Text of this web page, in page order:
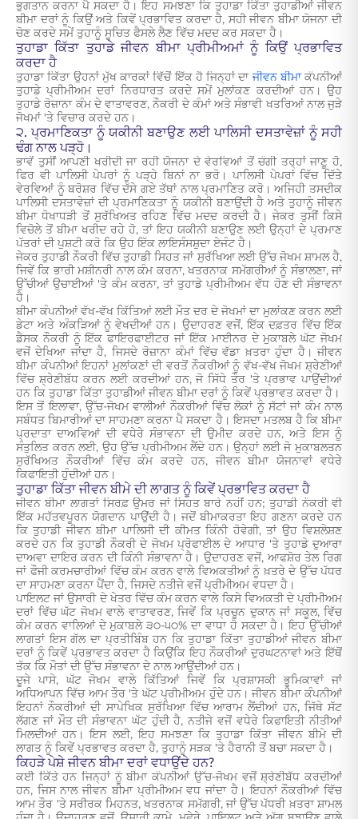
ਭੁਗਤਾਨ ਕਰਨਾ ਪੈ ਸਕਦਾ ਹੈ। ਇਹ ਸਮਝਣਾ ਕਿ ਤੁਹਾਡਾ ਕਿੱਤਾ ਤੁਹਾਡੀਆਂ ਜੀਵਨ
ਬੀਮਾ ਦਰਾਂ ਨੂੰ ਕਿਉਂ ਅਤੇ ਕਿਵੇਂ ਪ੍ਰਭਾਵਿਤ ਕਰਦਾ ਹੈ, ਸਹੀ ਜੀਵਨ ਬੀਮਾ ਯੋਜਨਾ ਦੀ
ਚੋਣ ਕਰਦੇ ਸਮੇਂ ਤੁਹਾਨੂੰ ਸੂਚਿਤ ਫੈਸਲੇ ਲੈਣ ਵਿੱਚ ਮਦਦ ਕਰ ਸਕਦਾ ਹੈ।
ਤੁਹਾਡਾ ਕਿੱਤਾ ਤੁਹਾਡੇ ਜੀਵਨ ਬੀਮਾ ਪ੍ਰੀਮੀਅਮਾਂ ਨੂੰ ਕਿਉਂ ਪ੍ਰਭਾਵਿਤ
ਕਰਦਾ ਹੈ
ਤੁਹਾਡਾ ਕਿੱਤਾ ਉਹਨਾਂ ਮੁੱਖ ਕਾਰਕਾਂ ਵਿੱਚੋਂ ਇੱਕ ਹੈ ਜਿਨ੍ਹਾਂ ਦਾਜੀਵਨ ਬੀਮਾਕੰਪਨੀਆਂ
ਤੁਹਾਡੇ ਪ੍ਰੀਮੀਅਮ ਦਰਾਂ ਨਿਰਧਾਰਤ ਕਰਦੇ ਸਮੇਂ ਮੁਲਾਂਕਣ ਕਰਦੀਆਂ ਹਨ। ਉਹ
ਤੁਹਾਡੇ ਰੋਜ਼ਾਨਾ ਕੰਮ ਦੇ ਵਾਤਾਵਰਣ, ਨੌਕਰੀ ਦੇ ਕੰਮਾਂ ਅਤੇ ਸੰਭਾਵੀ ਖਤਰਿਆਂ ਨਾਲ ਜੁੜੇ
ਜੋਖਮਾਂ 'ਤੇ ਵਿਚਾਰ ਕਰਦੇ ਹਨ।
੨. ਪ੍ਰਮਾਣਿਕਤਾ ਨੂੰ ਯਕੀਨੀ ਬਣਾਉਣ ਲਈ ਪਾਲਿਸੀ ਦਸਤਾਵੇਜ਼ਾਂ ਨੂੰ ਸਹੀ
ਢੰਗ ਨਾਲ ਪੜ੍ਹੋ।
ਭਾਵੇਂ ਤੁਸੀਂ ਆਪਣੀ ਖਰੀਦੀ ਜਾ ਰਹੀ ਯੋਜਨਾ ਦੇ ਵੇਰਵਿਆਂ ਤੋਂ ਚੰਗੀ ਤਰ੍ਹਾਂ ਜਾਣੂ ਹੋ,
ਫਿਰ ਵੀ ਪਾਲਿਸੀ ਪੇਪਰਾਂ ਨੂੰ ਪੜ੍ਹੇ ਬਿਨਾਂ ਨਾ ਭਰੋ। ਪਾਲਿਸੀ ਪੇਪਰਾਂ ਵਿੱਚ ਦਿੱਤੇ
ਵੇਰਵਿਆਂ ਨੂੰ ਬਰੋਸ਼ਰ ਵਿੱਚ ਦੱਸੇ ਗਏ ਤੱਥਾਂ ਨਾਲ ਪ੍ਰਮਾਣਿਤ ਕਰੋ। ਅਜਿਹੀ ਤਸਦੀਕ
ਪਾਲਿਸੀ ਦਸਤਾਵੇਜ਼ਾਂ ਦੀ ਪ੍ਰਮਾਣਿਕਤਾ ਨੂੰ ਯਕੀਨੀ ਬਣਾਉਂਦੀ ਹੈ ਅਤੇ ਤੁਹਾਨੂੰ ਜੀਵਨ
ਬੀਮਾ ਧੋਖਾਧੜੀਤੋਂ ਸੁਰੱਖਿਅਤ ਰਹਿਣ ਵਿੱਚ ਮਦਦ ਕਰਦੀ ਹੈ। ਜੇਕਰ ਤੁਸੀਂ ਕਿਸੇ
ਵਿਚੋਲੇ ਤੋਂ ਬੀਮਾ ਖਰੀਦ ਰਹੇ ਹੋ, ਤਾਂ ਇਹ ਯਕੀਨੀ ਬਣਾਉਣ ਲਈ ਉਨ੍ਹਾਂ ਦੇ ਪ੍ਰਮਾਣ
ਪੱਤਰਾਂ ਦੀ ਪੁਸ਼ਟੀ ਕਰੋ ਕਿ ਉਹ ਇੱਕ ਲਾਇਸੰਸਸ਼ੁਦਾ ਏਜੰਟ ਹੈ।
ਜੇਕਰ ਤੁਹਾਡੀ ਨੌਕਰੀ ਵਿੱਚ ਤੁਹਾਡੀ ਸਿਹਤ ਜਾਂ ਸੁਰੱਖਿਆ ਲਈ ਉੱਚ ਜੋਖਮ ਸ਼ਾਮਲ ਹੈ,
ਜਿਵੇਂ ਕਿ ਭਾਰੀ ਮਸ਼ੀਨਰੀ ਨਾਲ ਕੰਮ ਕਰਨਾ, ਖਤਰਨਾਕ ਸਮੱਗਰੀਆਂ ਨੂੰ ਸੰਭਾਲਣਾ, ਜਾਂ
ਉੱਚੀਆਂ ਉਚਾਈਆਂ 'ਤੇ ਕੰਮ ਕਰਨਾ, ਤਾਂ ਤੁਹਾਡੇ ਪ੍ਰੀਮੀਅਮ ਵੱਧ ਹੋਣ ਦੀ ਸੰਭਾਵਨਾ
ਹੈ।
ਬੀਮਾ ਕੰਪਨੀਆਂ ਵੱਖ-ਵੱਖ ਕਿੱਤਿਆਂ ਲਈ ਮੌਤ ਦਰ ਦੇ ਜੋਖਮਾਂ ਦਾ ਮੁਲਾਂਕਣ ਕਰਨ ਲਈ
ਡੇਟਾ ਅਤੇ ਅੰਕੜਿਆਂ ਨੂੰ ਵੇਖਦੀਆਂ ਹਨ। ਉਦਾਹਰਣ ਵਜੋਂ, ਇੱਕ ਦਫ਼ਤਰ ਵਿੱਚ ਇੱਕ
ਡੈਸਕ ਨੌਕਰੀ ਨੂੰ ਇੱਕ ਫਾਇਰਫਾਈਟਰ ਜਾਂ ਇੱਕ ਮਾਈਨਰ ਦੇ ਮੁਕਾਬਲੇ ਘੱਟ ਜੋਖਮ
ਵਜੋਂ ਦੇਖਿਆ ਜਾਂਦਾ ਹੈ, ਜਿਸਦੇ ਰੋਜ਼ਾਨਾ ਕੰਮਾਂ ਵਿੱਚ ਵੱਡਾ ਖ਼ਤਰਾ ਹੁੰਦਾ ਹੈ। ਜੀਵਨ
ਬੀਮਾ ਕੰਪਨੀਆਂ ਇਹਨਾਂ ਮੁਲਾਂਕਣਾਂ ਦੀ ਵਰਤੋਂ ਨੌਕਰੀਆਂ ਨੂੰ ਵੱਖ-ਵੱਖ ਜੋਖਮ ਸ਼੍ਰੇਣੀਆਂ
ਵਿੱਚ ਸ਼੍ਰੇਣੀਬੱਧ ਕਰਨ ਲਈ ਕਰਦੀਆਂ ਹਨ, ਜੋ ਸਿੱਧੇ ਤੌਰ 'ਤੇ ਪ੍ਰਭਾਵ ਪਾਉਂਦੀਆਂ
ਹਨ ਕਿ ਤੁਹਾਡਾ ਕਿੱਤਾ ਤੁਹਾਡੀਆਂ ਜੀਵਨ ਬੀਮਾ ਦਰਾਂ ਨੂੰ ਕਿਵੇਂ ਪ੍ਰਭਾਵਤ ਕਰਦਾ ਹੈ।
ਇਸ ਤੋਂ ਇਲਾਵਾ, ਉੱਚ-ਜੋਖਮ ਵਾਲੀਆਂ ਨੌਕਰੀਆਂ ਵਿੱਚ ਲੋਕਾਂ ਨੂੰ ਸੱਟਾਂ ਜਾਂ ਕੰਮ ਨਾਲ
ਸਬੰਧਤ ਬਿਮਾਰੀਆਂ ਦਾ ਸਾਹਮਣਾ ਕਰਨਾ ਪੈ ਸਕਦਾ ਹੈ। ਇਸਦਾ ਮਤਲਬ ਹੈ ਕਿ ਬੀਮਾ
ਪ੍ਰਦਾਤਾ ਦਾਅਵਿਆਂ ਦੀ ਵਧੇਰੇ ਸੰਭਾਵਨਾ ਦੀ ਉਮੀਦ ਕਰਦੇ ਹਨ, ਅਤੇ ਇਸ ਨੂੰ
ਸੰਤੁਲਿਤ ਕਰਨ ਲਈ, ਉਹ ਉੱਚ ਪ੍ਰੀਮੀਅਮ ਲੈਂਦੇ ਹਨ। ਉਨ੍ਹਾਂ ਲਈ ਜੋ ਮੁਕਾਬਲਤਨ
ਸੁਰੱਖਿਅਤ ਨੌਕਰੀਆਂ ਵਿੱਚ ਕੰਮ ਕਰਦੇ ਹਨ, ਜੀਵਨ ਬੀਮਾ ਯੋਜਨਾਵਾਂ ਵਧੇਰੇ
ਕਿਫਾਇਤੀ ਹੁੰਦੀਆਂ ਹਨ।
ਤੁਹਾਡਾ ਕਿੱਤਾ ਜੀਵਨ ਬੀਮੇ ਦੀ ਲਾਗਤ ਨੂੰ ਕਿਵੇਂ ਪ੍ਰਭਾਵਿਤ ਕਰਦਾ ਹੈ
ਜੀਵਨ ਬੀਮਾ ਲਾਗਤਾਂ ਸਿਰਫ਼ ਉਮਰ ਜਾਂ ਸਿਹਤ ਬਾਰੇ ਨਹੀਂ ਹਨ; ਤੁਹਾਡੀ ਨੌਕਰੀ ਵੀ
ਇੱਕ ਮਹੱਤਵਪੂਰਨ ਯੋਗਦਾਨ ਪਾਉਂਦੀ ਹੈ। ਜਦੋਂ ਬੀਮਾਕਰਤਾ ਇਹ ਗਣਨਾ ਕਰਦੇ ਹਨ
ਕਿ ਤੁਹਾਡੀ ਜੀਵਨ ਬੀਮਾ ਪਾਲਿਸੀ ਦੀ ਕੀਮਤ ਕਿੰਨੀ ਹੋਵੇਗੀ, ਤਾਂ ਉਹ ਵਿਸ਼ਲੇਸ਼ਣ
ਕਰਦੇ ਹਨ ਕਿ ਤੁਹਾਡੀ ਨੌਕਰੀ ਦੇ ਜੋਖਮ ਪ੍ਰੋਫਾਈਲ ਦੇ ਆਧਾਰ 'ਤੇ ਤੁਹਾਡੇ ਦੁਆਰਾ
ਦਾਅਵਾ ਦਾਇਰ ਕਰਨ ਦੀ ਕਿੰਨੀ ਸੰਭਾਵਨਾ ਹੈ। ਉਦਾਹਰਣ ਵਜੋਂ, ਆਫਸ਼ੋਰ ਤੇਲ ਰਿਗ
ਜਾਂ ਫੌਜੀ ਕਰਮਚਾਰੀਆਂ ਵਿੱਚ ਕੰਮ ਕਰਨ ਵਾਲੇ ਵਿਅਕਤੀਆਂ ਨੂੰ ਖ਼ਤਰੇ ਦੇ ਉੱਚ ਪੱਧਰ
ਦਾ ਸਾਹਮਣਾ ਕਰਨਾ ਪੈਂਦਾ ਹੈ, ਜਿਸਦੇ ਨਤੀਜੇ ਵਜੋਂ ਪ੍ਰੀਮੀਅਮ ਵਧਦਾ ਹੈ।
ਪਾਇਲਟ ਜਾਂ ਉਸਾਰੀ ਦੇ ਖੇਤਰ ਵਿੱਚ ਕੰਮ ਕਰਨ ਵਾਲੇ ਕਿਸੇ ਵਿਅਕਤੀ ਦੇ ਪ੍ਰੀਮੀਅਮ
ਦਰਾਂ ਵਿੱਚ ਘੱਟ ਜੋਖਮ ਵਾਲੇ ਵਾਤਾਵਰਣ, ਜਿਵੇਂ ਕਿ ਪ੍ਰਚੂਨ ਦੁਕਾਨ ਜਾਂ ਸਕੂਲ, ਵਿੱਚ
ਕੰਮ ਕਰਨ ਵਾਲਿਆਂ ਦੇ ਮੁਕਾਬਲੇ ੩੦-੫੦% ਦਾ ਵਾਧਾ ਹੋ ਸਕਦਾ ਹੈ। ਇਹ ਉੱਚੀਆਂ
ਲਾਗਤਾਂ ਇਸ ਗੱਲ ਦਾ ਪ੍ਰਤੀਬਿੰਬ ਹਨ ਕਿ ਤੁਹਾਡਾ ਕਿੱਤਾ ਤੁਹਾਡੀਆਂ ਜੀਵਨ ਬੀਮਾ
ਦਰਾਂ ਨੂੰ ਕਿਵੇਂ ਪ੍ਰਭਾਵਤ ਕਰਦਾ ਹੈ ਕਿਉਂਕਿ ਇਹ ਨੌਕਰੀਆਂ ਦੁਰਘਟਨਾਵਾਂ ਅਤੇ ਇੱਥੋਂ
ਤੱਕ ਕਿ ਮੌਤਾਂ ਦੀ ਉੱਚ ਸੰਭਾਵਨਾ ਦੇ ਨਾਲ ਆਉਂਦੀਆਂ ਹਨ।
ਦੂਜੇ ਪਾਸੇ, ਘੱਟ ਜੋਖਮ ਵਾਲੇ ਕਿੱਤਿਆਂ ਜਿਵੇਂ ਕਿ ਪ੍ਰਸ਼ਾਸਕੀ ਭੂਮਿਕਾਵਾਂ ਜਾਂ
ਅਧਿਆਪਨ ਵਿੱਚ ਆਮ ਤੌਰ 'ਤੇ ਘੱਟ ਪ੍ਰੀਮੀਅਮ ਹੁੰਦੇ ਹਨ। ਜੀਵਨ ਬੀਮਾ ਕੰਪਨੀਆਂ
ਇਹਨਾਂ ਨੌਕਰੀਆਂ ਦੀ ਸਾਪੇਖਿਕ ਸੁਰੱਖਿਆ ਵਿੱਚ ਆਰਾਮ ਲੈਂਦੀਆਂ ਹਨ, ਜਿੱਥੇ ਸੱਟ
ਲੱਗਣ ਜਾਂ ਮੌਤ ਦੀ ਸੰਭਾਵਨਾ ਘੱਟ ਹੁੰਦੀ ਹੈ, ਨਤੀਜੇ ਵਜੋਂ ਵਧੇਰੇ ਕਿਫਾਇਤੀ ਨੀਤੀਆਂ
ਮਿਲਦੀਆਂ ਹਨ। ਇਸ ਲਈ, ਇਹ ਸਮਝਣਾ ਕਿ ਤੁਹਾਡਾ ਕਿੱਤਾ ਜੀਵਨ ਬੀਮੇ ਦੀ
ਲਾਗਤ ਨੂੰ ਕਿਵੇਂ ਪ੍ਰਭਾਵਤ ਕਰਦਾ ਹੈ, ਤੁਹਾਨੂੰ ਸੜਕ 'ਤੇ ਹੈਰਾਨੀ ਤੋਂ ਬਚਾ ਸਕਦਾ ਹੈ।
ਕਿਹੜੇ ਪੇਸ਼ੇ ਜੀਵਨ ਬੀਮਾ ਦਰਾਂ ਵਧਾਉਂਦੇ ਹਨ?
ਕਈ ਕਿੱਤੇ ਹਨ ਜਿਨ੍ਹਾਂ ਨੂੰ ਬੀਮਾ ਕੰਪਨੀਆਂ ਉੱਚ-ਜੋਖਮ ਵਜੋਂ ਸ਼੍ਰੇਣੀਬੱਧ ਕਰਦੀਆਂ
ਹਨ, ਜਿਸ ਨਾਲ ਜੀਵਨ ਬੀਮਾ ਪ੍ਰੀਮੀਅਮ ਵਧ ਜਾਂਦਾ ਹੈ। ਇਹਨਾਂ ਨੌਕਰੀਆਂ ਵਿੱਚ
ਆਮ ਤੌਰ 'ਤੇ ਸਰੀਰਕ ਮਿਹਨਤ, ਖਤਰਨਾਕ ਸਮੱਗਰੀ, ਜਾਂ ਉੱਚ ਪੱਧਰੀ ਖ਼ਤਰਾ ਸ਼ਾਮਲ